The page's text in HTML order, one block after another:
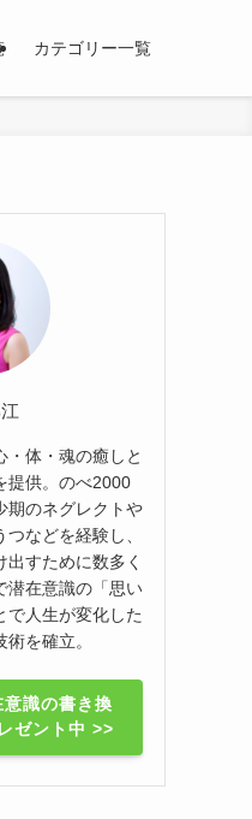
カテゴリー一覧
・体・魂の癒しと
提供。のべ2000
期のネグレクトや
などを経験し、
出すために数多く
潜在意識の「思い
で人生が変化した
を確立。
識の書き換
ゼント中 >>